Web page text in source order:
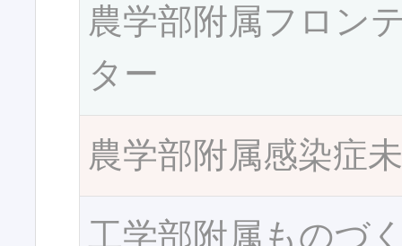
農学部附属フロン
ター
農学部附属感染症
工学部附属ものづ